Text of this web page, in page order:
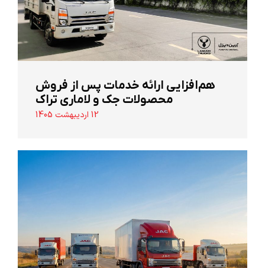
هم‌افزایی ارائه خدمات پس از فروش
محصولات جک و لاماری تراک
12 اردیبهشت 1405